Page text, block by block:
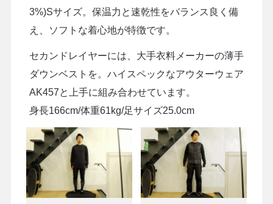
3%)Sサイズ。保温力と速乾性をバランス良く備
え、ソフトな着心地が特徴です。
セカンドレイヤーには、大手衣料メーカーの薄手
ダウンベストを。ハイスペックなアウターウェア
AK457と上手に組み合わせています。
身長166cm/体重61kg/足サイズ25.0cm